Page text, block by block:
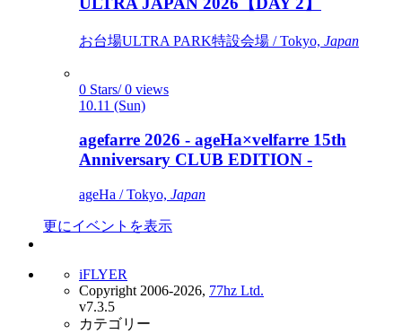
お台場ULTRA PARK特設会場 / Tokyo, Japan
0 Stars/ 0 views
10.11 (Sun)
agefarre 2026 - ageHa×velfarre 15th
Anniversary CLUB EDITION -
ageHa / Tokyo, Japan
更にイベントを表示
iFLYER
Copyright 2006-2026, 77hz Ltd.
v7.3.5
カテゴリー